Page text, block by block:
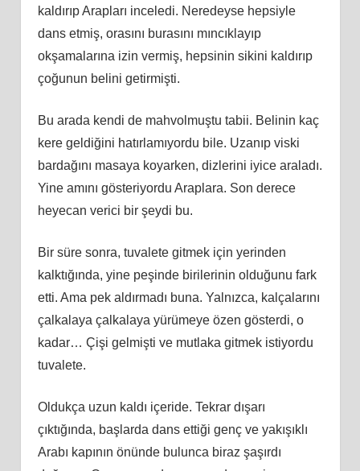
kaldırıp Arapları inceledi. Neredeyse hepsiyle
dans etmiş, orasını burasını mıncıklayıp
okşamalarına izin vermiş, hepsinin sikini kaldırıp
çoğunun belini getirmişti.
Bu arada kendi de mahvolmuştu tabii. Belinin kaç
kere geldiğini hatırlamıyordu bile. Uzanıp viski
bardağını masaya koyarken, dizlerini iyice araladı.
Yine amını gösteriyordu Araplara. Son derece
heyecan verici bir şeydi bu.
Bir süre sonra, tuvalete gitmek için yerinden
kalktığında, yine peşinde birilerinin olduğunu fark
etti. Ama pek aldırmadı buna. Yalnızca, kalçalarını
çalkalaya çalkalaya yürümeye özen gösterdi, o
kadar… Çişi gelmişti ve mutlaka gitmek istiyordu
tuvalete.
Oldukça uzun kaldı içeride. Tekrar dışarı
çıktığında, başlarda dans ettiği genç ve yakışıklı
Arabı kapının önünde bulunca biraz şaşırdı